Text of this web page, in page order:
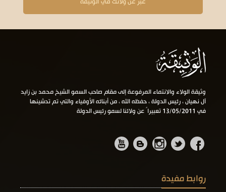
وثيقة الولاء والانتماء المرفوعة إلى مقام صاحب السمو الشيخ محمد بن زايد
آل نهيان ، رئيس الدولة ، حفظه الله ، من أبنائه الأوفياء والتي تم تدشينها
في 13/05/2011 تعبيراً عن ولائنا لسمو رئيس الدولة
روابط مفيدة